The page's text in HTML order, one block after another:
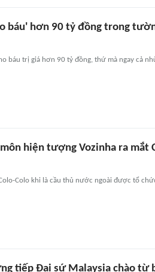
báu' hơn 90 tỷ đồng trong
báu trị giá hơn 90 tỷ đồng, thứ mà ngay cả
hiện tượng Vozinha ra mắt
Colo khi là cầu thủ nước ngoài được tổ
tiếp Đại sứ Malaysia chào từ